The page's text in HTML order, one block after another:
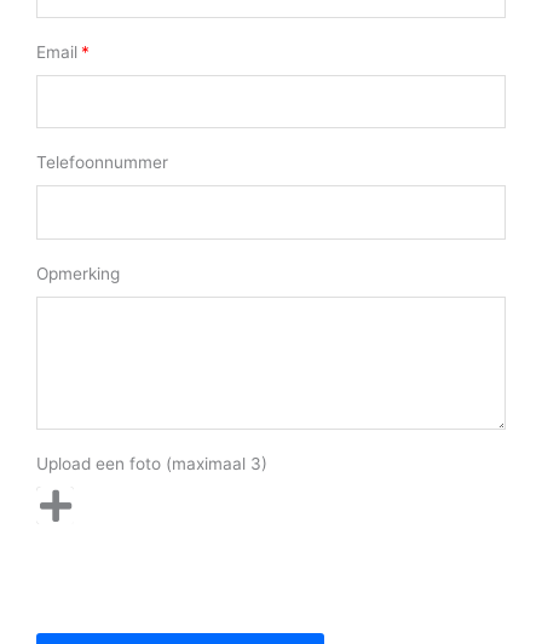
Email
Telefoonnummer
Opmerking
Upload een foto (maximaal 3)